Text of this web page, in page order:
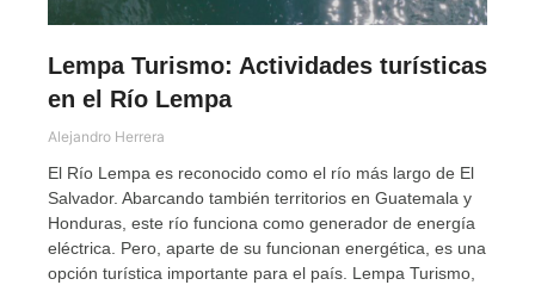
Lempa Turismo: Actividades turísticas
en el Río Lempa
Alejandro Herrera
El Río Lempa es reconocido como el río más largo de El
Salvador. Abarcando también territorios en Guatemala y
Honduras, este río funciona como generador de energía
eléctrica. Pero, aparte de su funcionan energética, es una
opción turística importante para el país. Lempa Turismo,